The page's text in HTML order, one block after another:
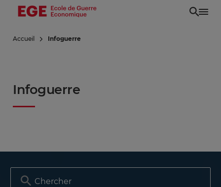
Aller
principal
Accueil Infoguerre
Infoguerre